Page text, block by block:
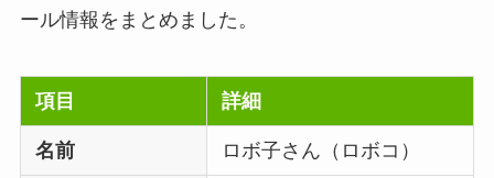
ール情報をまとめました。
項目 詳細
名前 ロボ子さん（ロボコ）